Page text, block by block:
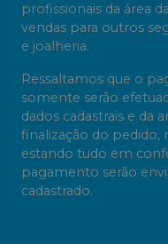
profissionais da área
vendas para outros
e joalheria.
Ressaltamos que o
somente serão
dados cadastrais e da
finalização do pedido,
estando tudo em
pagamento serão
cadastrado.